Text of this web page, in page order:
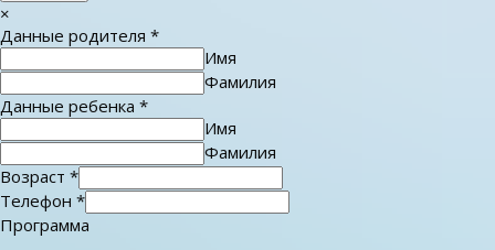
×
Данные родителя *
Имя
Фамилия
Данные ребенка *
Имя
Фамилия
Возраст *
Телефон *
Программа